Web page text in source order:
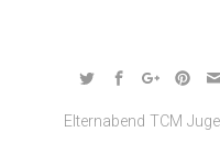
Elternabend TCM